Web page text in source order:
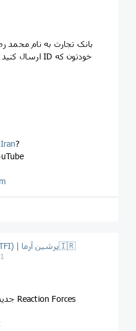
?
🇮🇷PersianArma (TFI) | پرشین آرما🇮🇷
📡 انتشار CDLC جدید آرما 3 با نام Reaction Forces